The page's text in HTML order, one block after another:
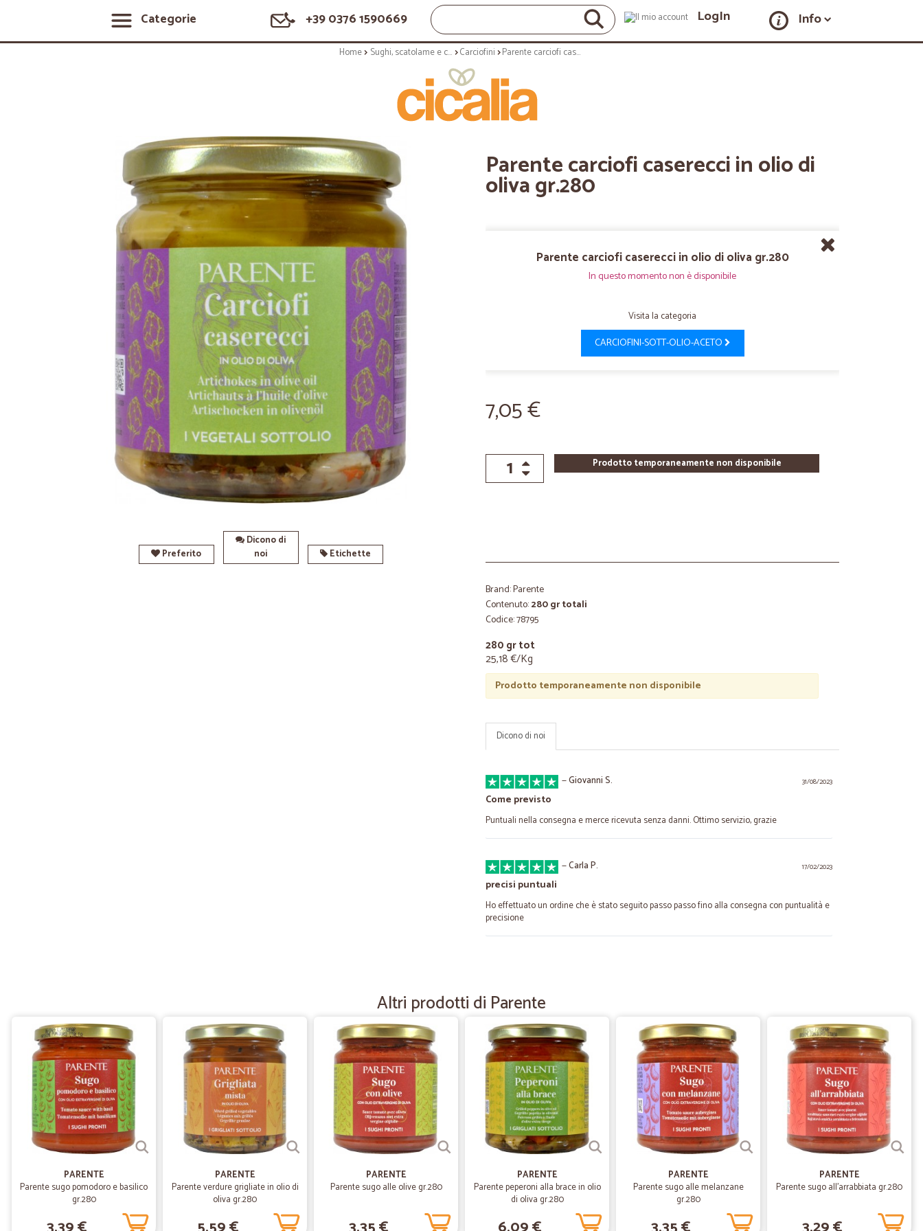
Categorie +39 0376 1590669 LogIn Info
Home Sughi, scatolame e condimenti Carciofini Parente carciofi caserecci in olio di oliva gr.280
Preferito
Dicono di
noi
Etichette
Parente carciofi caserecci in olio di
oliva gr.280
Parente carciofi caserecci in olio di oliva gr.280
In questo momento non è disponibile
Visita la categoria
CARCIOFINI-SOTT-OLIO-ACETO
7,05 €
Prodotto temporaneamente non disponibile
Brand: Parente
Contenuto:280 gr totali
Codice: 78795
280 gr tot
25,18 €/Kg
Prodotto temporaneamente non disponibile
Dicono di noi
31/08/2023
—Giovanni S.
Come previsto
Puntuali nella consegna e merce ricevuta senza danni. Ottimo servizio, grazie
17/02/2023
—Carla P.
precisi puntuali
Ho effettuato un ordine che è stato seguito passo passo fino alla consegna con puntualità e
precisione
ottimo venditore ......
23/02/2021
—.
Ottima
Ottima azienda. Materiale ben imballato e trasporto ottimo
22/06/2020
—Fausto S.
Ottimo sevizio
Ottimo sevizio, prezzi un pochino alti.
Andrea S.
Altri prodotti di Parente
PARENTE
Parente sugo pomodoro e basilico
gr.280
PARENTE
Parente verdure grigliate in olio di
oliva gr.280
PARENTE
Parente sugo alle olive gr.280
PARENTE
Parente peperoni alla brace in olio
di oliva gr.280
PARENTE
Parente sugo alle melanzane
gr.280
PARENTE
Parente sugo all'arrabbiata gr.280